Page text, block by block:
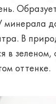
минерала
В
в
оттенке.